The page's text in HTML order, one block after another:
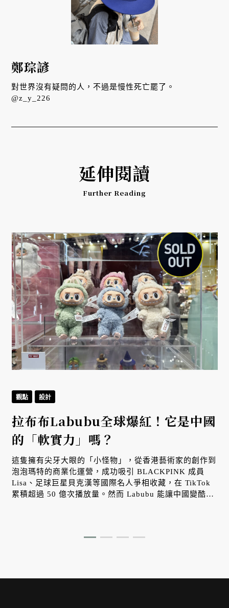
鄭琮諺
對世界沒有疑問的人，不過是慢性死亡罷了。
@z_y_226
延伸閱讀
Further Reading
觀點 設計
拉布布Labubu全球爆紅！它是中國
的「軟實力」嗎？
這隻擁有尖牙大眼的「小怪物」，從香港藝術家的創作到
泡泡瑪特的商業化運營，成功吸引 BLACKPINK 成員
Lisa、足球巨星貝克漢等國際名人爭相收藏，在 TikTok
累積超過 50 億次播放量。然而 Labubu 能讓中國變酷